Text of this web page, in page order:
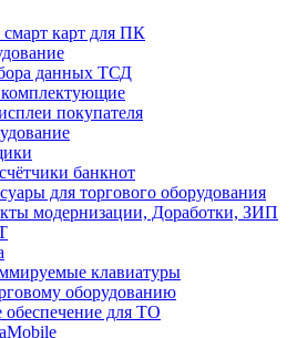
карт для ПК
данных ТСД
покупателя
банкнот
для торгового оборудования
модернизации, Доработки, ЗИП
клавиатуры
оборудованию
для ТО